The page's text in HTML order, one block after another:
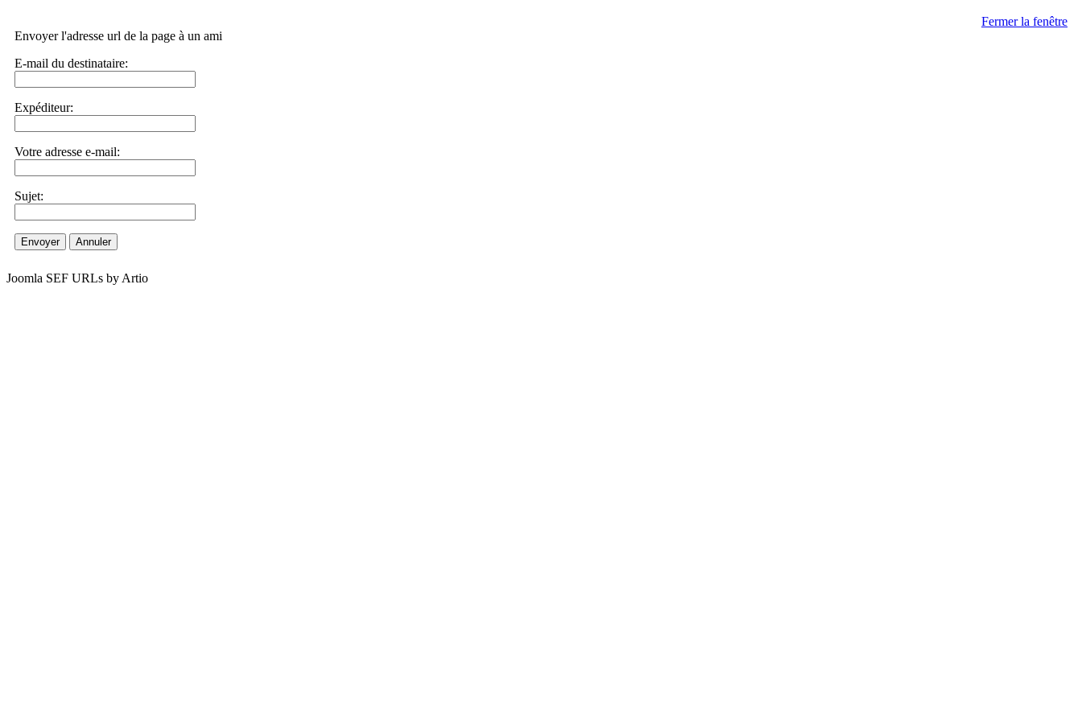
Fermer la fenêtre
Envoyer l'adresse url de la page à un ami
E-mail du destinataire:
Expéditeur:
Votre adresse e-mail:
Sujet:
Envoyer Annuler
Joomla SEF URLs by Artio